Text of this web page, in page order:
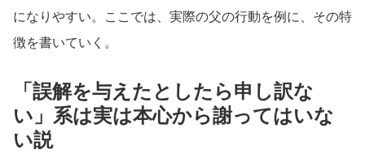
になりやすい。ここでは、実際の父の行動を例に、その特
徴を書いていく。
「誤解を与えたとしたら申し訳な
い」系は実は本心から謝ってはいな
い説